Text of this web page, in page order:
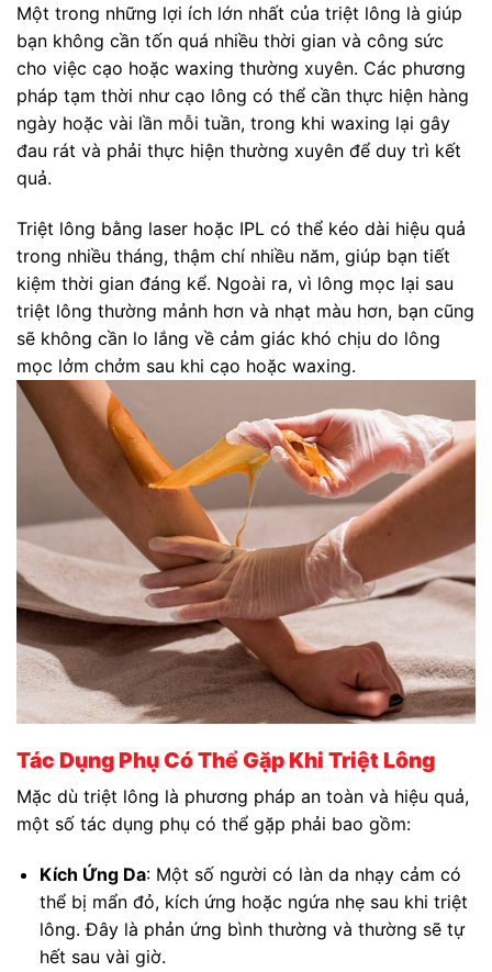
Một trong những lợi ích lớn nhất của triệt lông là giúp
bạn không cần tốn quá nhiều thời gian và công sức
cho việc cạo hoặc waxing thường xuyên. Các phương
pháp tạm thời như cạo lông có thể cần thực hiện hàng
ngày hoặc vài lần mỗi tuần, trong khi waxing lại gây
đau rát và phải thực hiện thường xuyên để duy trì kết
quả.
Triệt lông bằng laser hoặc IPL có thể kéo dài hiệu quả
trong nhiều tháng, thậm chí nhiều năm, giúp bạn tiết
kiệm thời gian đáng kể. Ngoài ra, vì lông mọc lại sau
triệt lông thường mảnh hơn và nhạt màu hơn, bạn cũng
sẽ không cần lo lắng về cảm giác khó chịu do lông
mọc lởm chởm sau khi cạo hoặc waxing.
Tác Dụng Phụ Có Thể Gặp Khi Triệt Lông
Mặc dù triệt lông là phương pháp an toàn và hiệu quả,
một số tác dụng phụ có thể gặp phải bao gồm:
Kích Ứng Da: Một số người có làn da nhạy cảm có
thể bị mẩn đỏ, kích ứng hoặc ngứa nhẹ sau khi triệt
lông. Đây là phản ứng bình thường và thường sẽ tự
hết sau vài giờ.